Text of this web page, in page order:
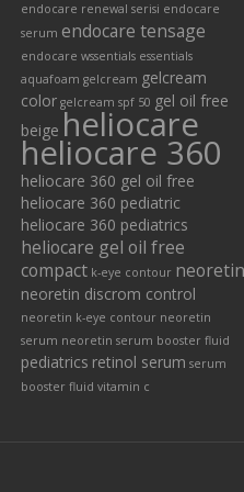
endocare renewal serisi endocare
serum endocare tensage
endocare wssentials essentials
aquafoam gelcream gelcream
color gelcream spf 50 gel oil free
beigeheliocare
heliocare 360
heliocare 360 gel oil free
heliocare 360 pediatric
heliocare 360 pediatrics
heliocare gel oil free
compact k-eye contour neoretin
neoretin discrom control
neoretin k-eye contour neoretin
serum neoretin serum booster fluid
pediatrics retinol serum serum
booster fluid vitamin c